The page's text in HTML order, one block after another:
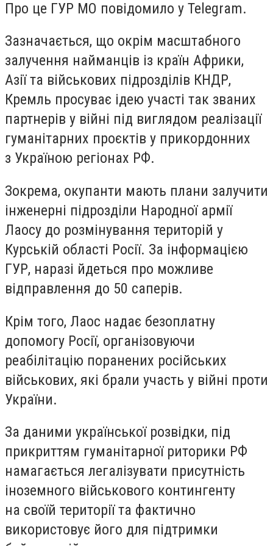
Про це ГУР МО повідомило у Telegram.
Зазначається, що окрім масштабного
залучення найманців із країн Африки,
Азії та військових підрозділів КНДР,
Кремль просуває ідею участі так званих
партнерів у війні під виглядом реалізації
гуманітарних проєктів у прикордонних
з Україною регіонах РФ.
Зокрема, окупанти мають плани залучити
інженерні підрозділи Народної армії
Лаосу до розмінування територій у
Курській області Росії. За інформацією
ГУР, наразі йдеться про можливе
відправлення до 50 саперів.
Крім того, Лаос надає безоплатну
допомогу Росії, організовуючи
реабілітацію поранених російських
військових, які брали участь у війні проти
України.
За даними української розвідки, під
прикриттям гуманітарної риторики РФ
намагається легалізувати присутність
іноземного військового контингенту
на своїй території та фактично
використовує його для підтримки